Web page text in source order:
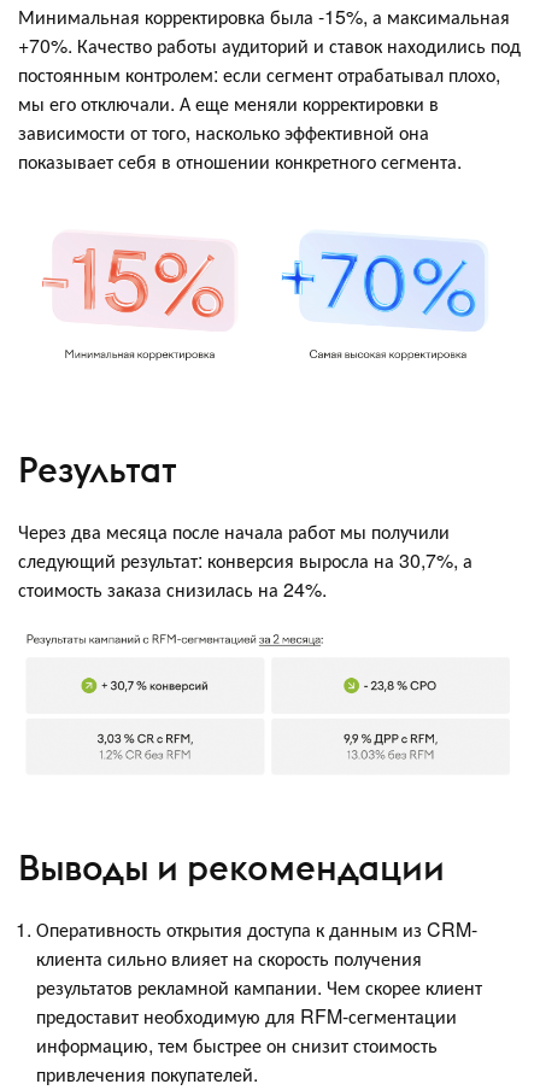
Минимальная корректировка была -15%, а максимальная
+70%. Качество работы аудиторий и ставок находились под
постоянным контролем: если сегмент отрабатывал плохо,
мы его отключали. А еще меняли корректировки в
зависимости от того, насколько эффективной она
показывает себя в отношении конкретного сегмента.
Результат
Через два месяца после начала работ мы получили
следующий результат: конверсия выросла на 30,7%, а
стоимость заказа снизилась на 24%.
Выводы и рекомендации
Оперативность открытия доступа к данным из CRM-
клиента сильно влияет на скорость получения
результатов рекламной кампании. Чем скорее клиент
предоставит необходимую для RFM-сегментации
информацию, тем быстрее он снизит стоимость
привлечения покупателей.